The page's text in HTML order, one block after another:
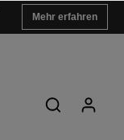
Mehr erfahren